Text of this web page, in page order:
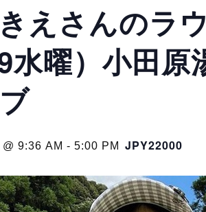
えさんのラ
水曜）小田
9:36 AM - 5:00 PM JPY22000